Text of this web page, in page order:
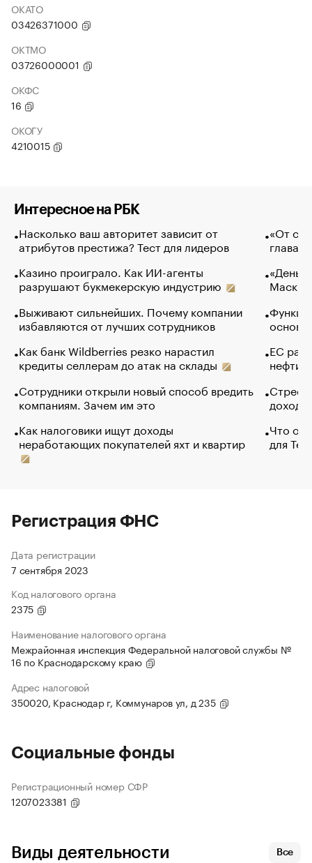
ОКАТО
03426371000
ОКТМО
03726000001
ОКФС
16
ОКОГУ
4210015
Интересное на РБК
Насколько ваш авторитет зависит от
атрибутов престижа? Тест для лидеров
Казино проиграло. Как ИИ-агенты
разрушают букмекерскую индустрию
Выживают сильнейших. Почему компании
избавляются от лучших сотрудников
Как банк Wildberries резко нарастил
кредиты селлерам до атак на склады
Сотрудники открыли новый способ вредить
компаниям. Зачем им это
Как налоговики ищут доходы
неработающих покупателей яхт и квартир
«От
глава
Маск в
основ
ЕС
нефти
Что
для
Регистрация ФНС
Дата регистрации
7 сентября 2023
Код налогового органа
2375
Наименование налогового органа
Межрайонная инспекция Федеральной налоговой службы №
16 по Краснодарскому краю
Адрес налоговой
350020, Краснодар г, Коммунаров ул, д 235
Социальные фонды
Регистрационный номер СФР
1207023381
Виды деятельности Все